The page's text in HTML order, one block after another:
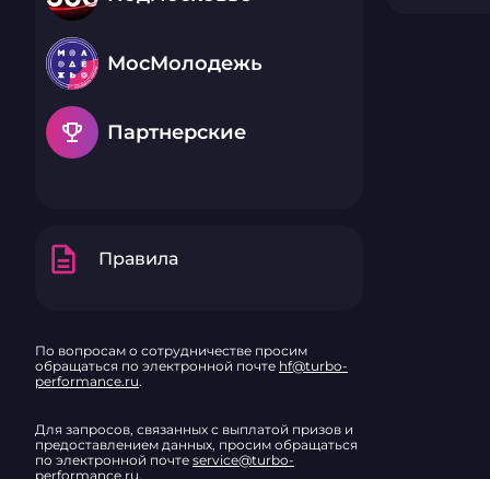
МосМолодежь
emoji_events Партнерские
description Правила
По вопросам о сотрудничестве просим
обращаться по электронной почте hf@turbo-
performance.ru.
Для запросов, связанных с выплатой призов и
предоставлением данных, просим обращаться
по электронной почте service@turbo-
performance.ru.